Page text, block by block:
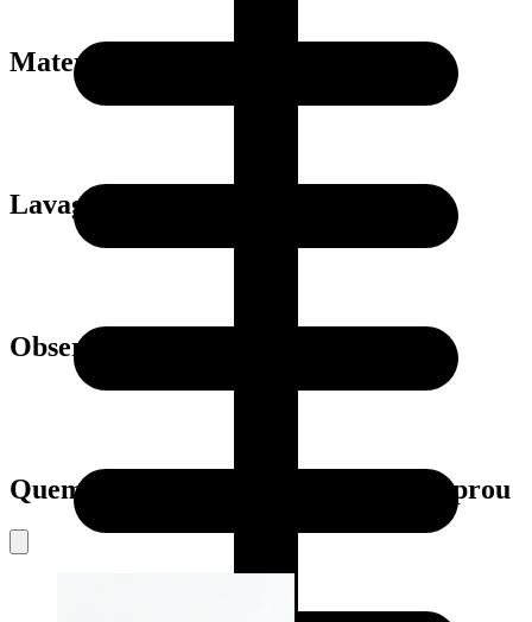
Material
Lavagem
Observações
Quem viu este produto também comprou